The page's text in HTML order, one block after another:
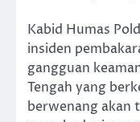
Kabid Humas
insiden
gangguan
Tengah yang
berwenang akan